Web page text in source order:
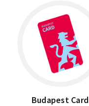
Budapest Card